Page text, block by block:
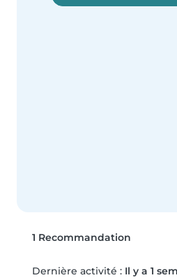
1 Recommandation
Dernière activité : Il y a 1